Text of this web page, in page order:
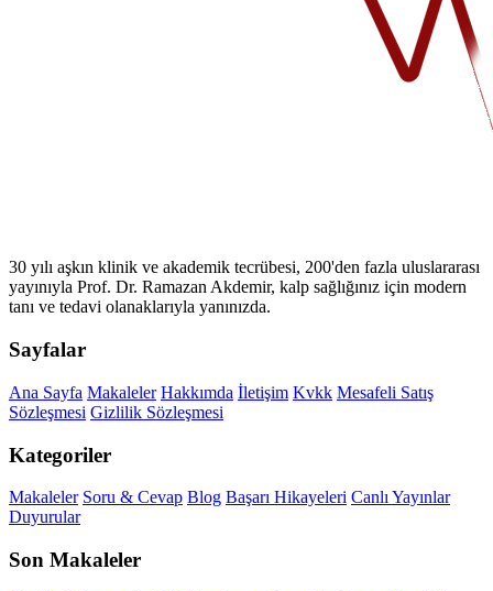
30 yılı aşkın klinik ve akademik tecrübesi, 200'den fazla uluslararası
yayınıyla Prof. Dr. Ramazan Akdemir, kalp sağlığınız için modern
tanı ve tedavi olanaklarıyla yanınızda.
Sayfalar
Ana Sayfa Makaleler Hakkımda İletişim Kvkk Mesafeli Satış
Sözleşmesi Gizlilik Sözleşmesi
Kategoriler
Makaleler Soru & Cevap Blog Başarı Hikayeleri Canlı Yayınlar
Duyurular
Son Makaleler